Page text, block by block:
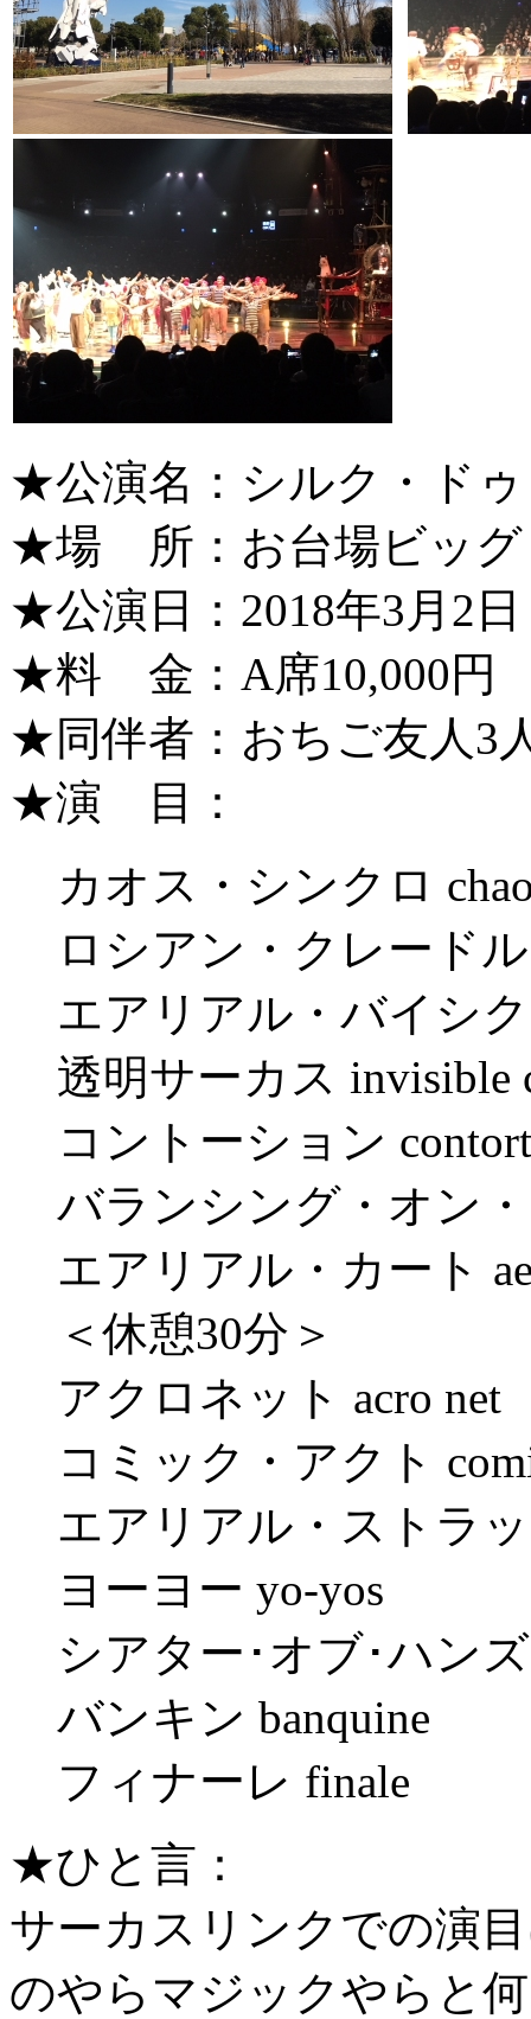
★公演名：シルク・ド
★場 所：お台場ビッグ
★公演日：2018年3月2日
★料 金：A席10,000円
★同伴者：おちご友人3
★演 目：
カオス・シンクロ
ロシアン・クレードル
エアリアル・バイシ
透明サーカス invisible
コントーション
バランシング・オン
エアリアル・カート
＜休憩30分＞
アクロネット acro net
コミック・アクト
エアリアル・ストラッ
ヨーヨー yo-yos
シアター･オブ･ハンズ
バンキン banquine
フィナーレ finale
★ひと言：
サーカスリンクでの演
のやらマジックやらと